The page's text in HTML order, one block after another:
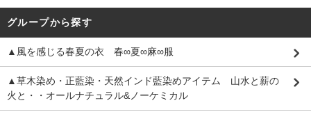
グループから探す
▲風を感じる春夏の衣 春∞夏∞麻∞服
▲草木染め・正藍染・天然インド藍染めアイテム 山水と薪の
火と・・オールナチュラル&ノーケミカル